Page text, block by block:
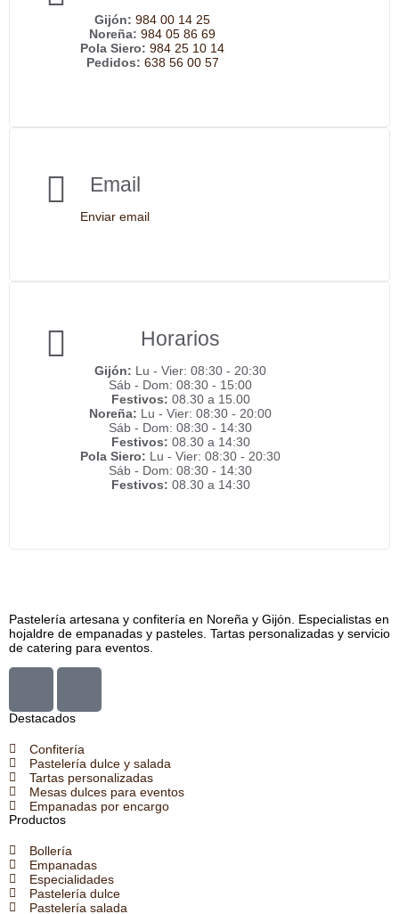
Gijón: 984 00 14 25
Noreña: 984 05 86 69
Pola Siero: 984 25 10 14
Pedidos: 638 56 00 57
Email
Enviar email
Horarios
Gijón: Lu - Vier: 08:30 - 20:30
Sáb - Dom: 08:30 - 15:00
Festivos: 08.30 a 15.00
Noreña: Lu - Vier: 08:30 - 20:00
Sáb - Dom: 08:30 - 14:30
Festivos: 08.30 a 14:30
Pola Siero: Lu - Vier: 08:30 - 20:30
Sáb - Dom: 08:30 - 14:30
Festivos: 08.30 a 14:30
Pastelería artesana y confitería en Noreña y Gijón. Especialistas en
hojaldre de empanadas y pasteles. Tartas personalizadas y servicio
de catering para eventos.
Destacados
Confitería
Pastelería dulce y salada
Tartas personalizadas
Mesas dulces para eventos
Empanadas por encargo
Productos
Bollería
Empanadas
Especialidades
Pastelería dulce
Pastelería salada